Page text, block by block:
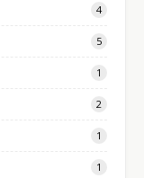
4
5
1
2
1
1